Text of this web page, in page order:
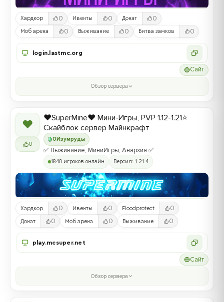
Хардкор 0 Ивенты 0 Донат 0
Моб арена 0 Выживание 0 Битва замков 0
login.lastmc.org
Сайт
Обзор сервера
❤
0
0 Изумруды
❤️SuperMine❤️ Мини-Игры, PVP 1.12-1.21⭐
Скайблок сервер Майнкрафт
✅ Выживание, МиниИгры, Анархия ✅
1840 игроков онлайн Версия: 1.21.4
Хардкор 0 Ивенты 0 Floodprotect 0
Донат 0 Моб арена 0 Выживание 0
play.mcsuper.net
Сайт
Обзор сервера